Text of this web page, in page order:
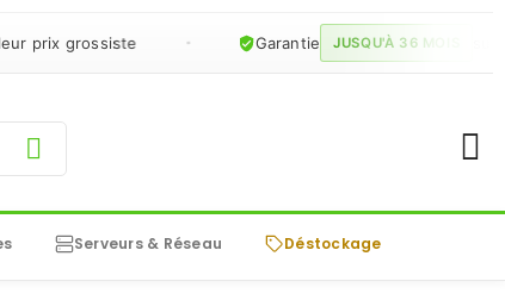
grossiste Garantie JUSQU'À 36 MOIS
Serveurs & Réseau Déstockage